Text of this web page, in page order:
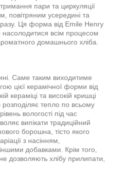
пари та циркуляції
повітряним усередині та
Ця форма від Emile Henry
всім процесом
домашнього хліба.
Саме таким виходитиме
цієї керамічної форми від
кераміці та високій кришці
тепло по всьому
вологості під час
випікати традиційний
борошна, тісто якого
з насінням,
добавками. Крім того,
дозволяють хлібу прилипати,